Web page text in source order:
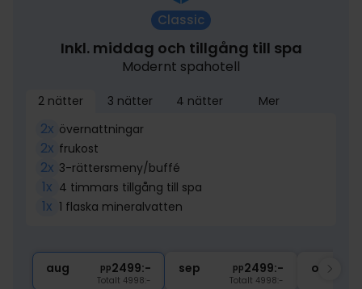
Classic
Inkl. middag och tillgång till spa
Modernt spahotell
2 nätter 3 nätter 4 nätter Mer
2x övernattningar
2x frukost
2x 3-rättersmeny/buffé
1x 4 timmars tillgång till spa
1x 1 flaska mineralvatten
aug pp2499:-
Totalt 4998:-
sep pp2499:-
Totalt 4998:-
okt